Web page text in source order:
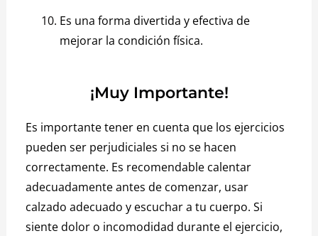
Es una forma divertida y efectiva de
mejorar la condición física.
¡Muy Importante!
Es importante tener en cuenta que los ejercicios
pueden ser perjudiciales si no se hacen
correctamente. Es recomendable calentar
adecuadamente antes de comenzar, usar
calzado adecuado y escuchar a tu cuerpo.Si
siente dolor o incomodidad durante el ejercicio,